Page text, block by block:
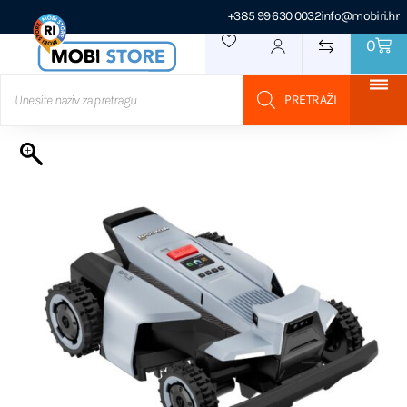
+385 99 630 0032info@mobiri.hr
0